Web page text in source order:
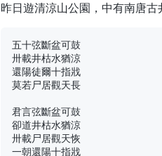
昨日遊清涼山公園，中有南唐古
五十弦斷盆可鼓
卅載井枯水猶涼
還陽徒爾十指戕
莫若尸居觀天長
君言弦斷盆可鼓
卻道井枯水猶涼
卅載尸居觀天恢